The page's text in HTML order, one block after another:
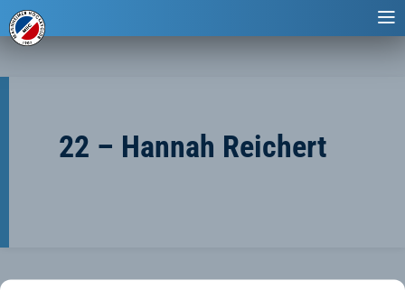
22 – Hannah Reichert